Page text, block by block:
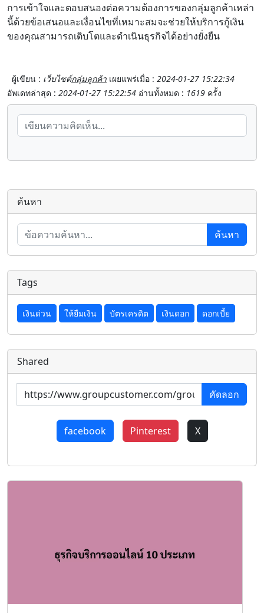
การเข้าใจและตอบสนองต่อความต้องการของกลุ่มลูกค้าเหล่า
นี้ด้วยข้อเสนอและเงื่อนไขที่เหมาะสมจะช่วยให้บริการกู้เงิน
ของคุณสามารถเติบโตและดำเนินธุรกิจได้อย่างยั่งยืน
ผู้เขียน : เว็บไซต์กลุ่มลูกค้า เผยแพร่เมื่อ : 2024-01-27 15:22:34
อัพเดทล่าสุด : 2024-01-27 15:22:54 อ่านทั้งหมด : 1619 ครั้ง
ค้นหา
ค้นหา
Tags
เงินด่วน ให้ยืมเงิน บัตรเครดิต เงินดอก ดอกเบี้ย
Shared
คัดลอก
facebook Pinterest X